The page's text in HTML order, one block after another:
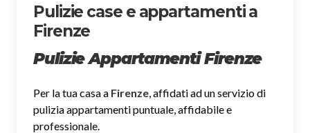
Pulizie case e appartamenti a
Firenze
Pulizie Appartamenti Firenze
Per la tua casa a Firenze, affidati ad un servizio di
pulizia appartamenti puntuale, affidabile e
professionale.